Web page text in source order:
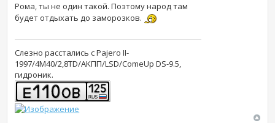
Рома, ты не один такой. Поэтому народ там
будет отдыхать до заморозков.
Слезно расстались с Pajero II-
1997/4M40/2,8TD/AKПП/LSD/ComeUp DS-9.5,
гидроник.